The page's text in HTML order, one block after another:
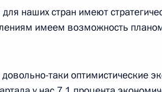
в праздновании Дня ВМФ
наших стран имеют
имеем возможность
довольно-таки оптимистические